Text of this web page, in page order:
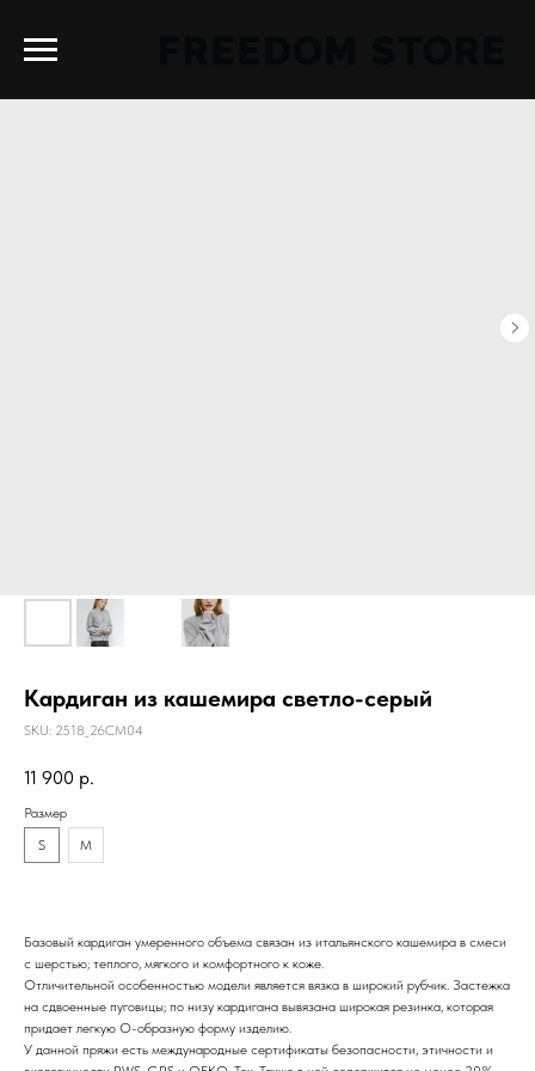
Кардиган из кашемира светло-серый
SKU: 2518_26CM04
11 900 р.
Размер
S
M
Базовый кардиган умеренного объема связан из итальянского кашемира в смеси
с шерстью; теплого, мягкого и комфортного к коже.
Отличительной особенностью модели является вязка в широкий рубчик. Застежка
на сдвоенные пуговицы; по низу кардигана вывязана широкая резинка, которая
придает легкую О-образную форму изделию.
У данной пряжи есть международные сертификаты безопасности, этичности и